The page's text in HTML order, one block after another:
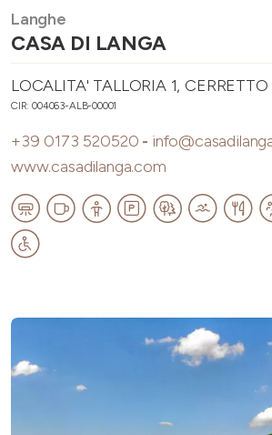
Langhe
CASA DI LANGA
LOCALITA' TALLORIA 1,
CIR: 004063-ALB-00001
+39 0173 520520 -
www.casadilanga.com